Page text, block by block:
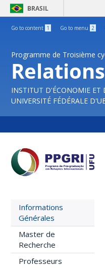
BRASIL
Go to content 1 Go to menu 2
Programme de Troisième
INSTITUT D'ÉCONOMIE ET
UNIVERSITÉ FÉDÉRALE
Informations
Générales
Master de
Recherche
Professeurs